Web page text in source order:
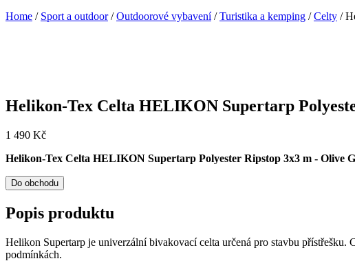
Home / Sport a outdoor/Outdoorové vybavení/Turistika a kemping /Celty /
Helikon-Tex Celta HELIKON Supertarp
1 490 Kč
Helikon-Tex Celta HELIKON Supertarp Polyester Ripstop 3x3 m - Olive
Do obchodu
Popis produktu
Helikon Supertarp je univerzální bivakovací celta určená pro stavbu přístřešku.
podmínkách.